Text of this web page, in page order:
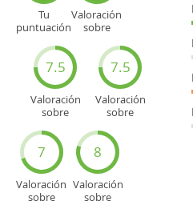
Tu
puntuación
Valoración
sobre
7.5
Valoración
sobre
7.5
Valoración
sobre
turísticos
7
Valoración
sobre
8
Valoración
sobre